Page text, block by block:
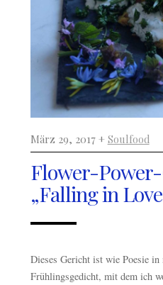
März 29, 2017 + Soulfood
Flower-
„Falling in
Dieses Gericht ist wie Poesie
Frühlingsgedicht, mit dem ich